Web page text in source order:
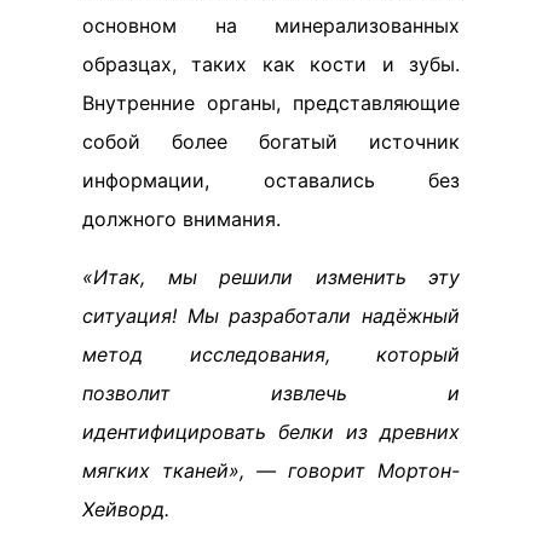
основном на минерализованных
образцах, таких как кости и зубы.
Внутренние органы, представляющие
собой более богатый источник
информации, оставались без
должного внимания.
«Итак, мы решили изменить эту
ситуация! Мы разработали надёжный
метод исследования, который
позволит извлечь и
идентифицировать белки из древних
мягких тканей», — говорит Мортон-
Хейворд.